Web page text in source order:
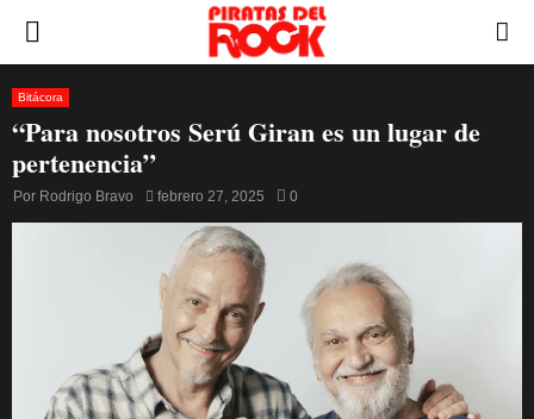
PRIMARY
MENU
Bitácora
“Para nosotros Serú Giran es un lugar de
pertenencia”
Por Rodrigo Bravo febrero 27, 2025 0